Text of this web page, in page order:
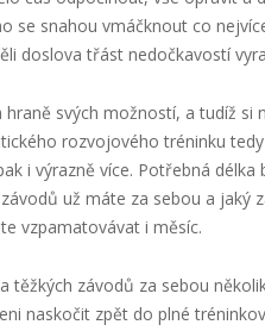
se snahou vmáčknout co
doslova třást nedočkavostí
svých možností, a tudíž si
rozvojového tréninku
i výrazně více. Potřebná
už máte za sebou a jaký
vzpamatovávat i měsíc.
těžkých závodů za sebou
naskočit zpět do plné